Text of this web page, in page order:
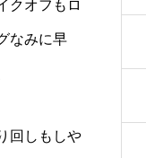
クオフもロ
なみに早
回しもしや